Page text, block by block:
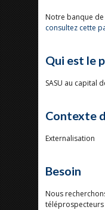
Notre banque
consultez cette
Qui est le
SASU au capital
Contexte
Externalisation
Besoin
Nous
téléprospecteurs